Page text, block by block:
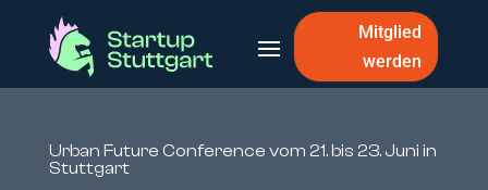
Mitglied
werden
Urban Future Conference vom 21. bis 23. Juni in
Stuttgart